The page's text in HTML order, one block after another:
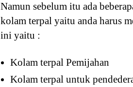
Namun sebelum itu ada
kolam terpal yaitu anda harus
ini yaitu :
Kolam terpal Pemijahan
Kolam terpal untuk